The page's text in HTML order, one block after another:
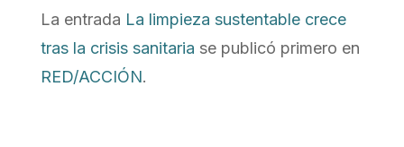
La entrada La limpieza sustentable crece
tras la crisis sanitaria se publicó primero en
RED/ACCIÓN.